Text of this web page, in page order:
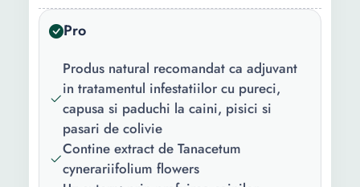
Tip produs:
Tip tratament:
Purici Capuse Paduchi
Beneficii:
Anti-paduchi Antiparazitar
Continut
pachet:
1 x Pudra antiparazitara
Numar
1
Pro
Produs natural recomandat ca adjuvant
in tratamentul infestatiilor cu pureci,
capusa si paduchi la caini, pisici si
pasari de colivie
Contine extract de Tanacetum
cynerariifolium flowers